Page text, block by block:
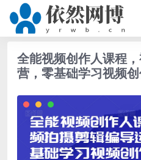
全能视频创作人课程
营，零基础学习视频